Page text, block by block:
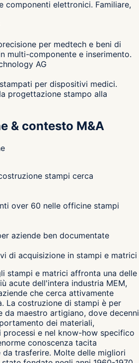
componenti elettronici. Familiare,
per medtech e beni di
multi-componente e inserimento.
AG
per dispositivi medici.
progettazione stampo alla
& contesto M&A
stampi cerca
over 60 nelle officine stampi
aziende ben documentate
di acquisizione in stampi e matrici
stampi e matrici affronta una delle
acute dell'intera industria MEM,
che cerca attivamente
La costruzione di stampi è per
da maestro artigiano, dove decenni
dei materiali,
e nel know-how specifico
conoscenza tacita
trasferire. Molte delle migliori